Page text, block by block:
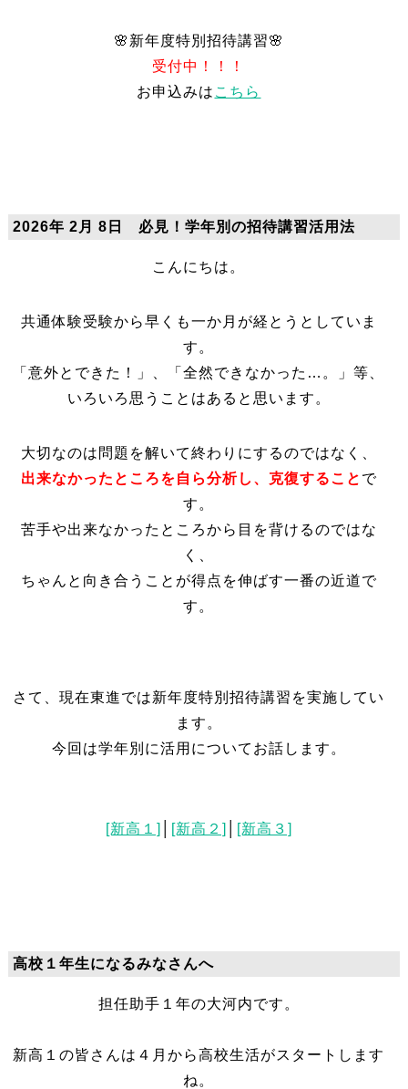
🌸新年度特別招待講習🌸
お申込みは こちら
2026年 2月 8日 必見！学年別の招待講習活用法
こんにちは。
共通体験受験から早くも一か月が経とうとしていま
す。
「意外とできた！」、「全然できなかった…。」等、
いろいろ思うことはあると思います。
出来なかったところを自ら分析し、 克復すること で
す。
苦手や出来なかったところから目を背けるのではな
く、
ちゃんと向き合うことが得点を伸ばす一番の近道で
す。
さて、現在東進では新年度特別招待講習を実施してい
ます。
今回は学年別に活用についてお話します。
[新高１] [新高２] [新高３]
高校１年生になるみなさんへ
新高１の皆さんは４月から高校生活がスタートします
ね。